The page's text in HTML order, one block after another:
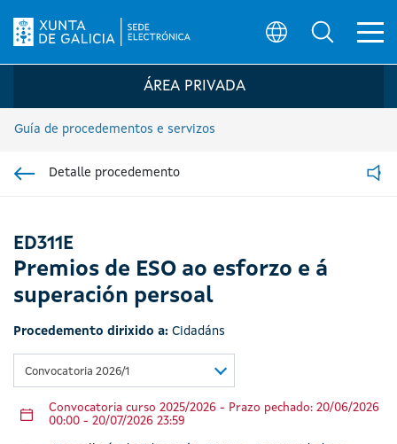
Logo da Sede electrónica da Xunta de
ÁREA PRIVADA
Guía de procedementos e servizos
Detalle procedemento
ED311E
Premios de ESO ao esforzo e á
superación persoal
Procedemento dirixido a: Cidadáns
Convocatoria 2026/1
Convocatoria curso 2025/2026 - Prazo pechado: 20/06/2026
00:00 - 20/07/2026 23:59